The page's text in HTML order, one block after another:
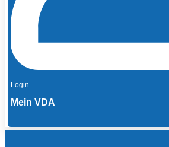
Login
Mein VDA